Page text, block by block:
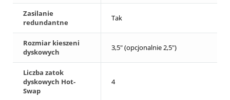
Zasilanie
redundantne
Tak
Rozmiar kieszeni
dyskowych
3,5" (opcjonalnie 2,5")
Liczba zatok
dyskowych Hot-
Swap
4